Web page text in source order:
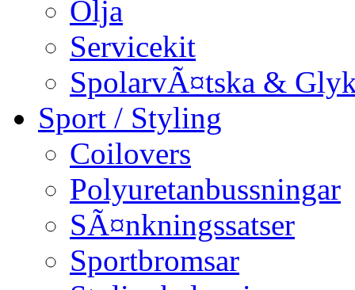
Olja
Servicekit
SpolarvÃ¤tska &
Sport / Styling
Coilovers
Polyuretanbussningar
SÃ¤nkningssatser
Sportbromsar